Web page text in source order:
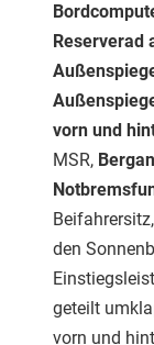
Reserverad
vorn und
MSR,
den
geteilt
vorn und